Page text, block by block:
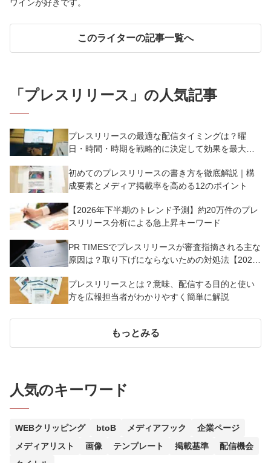
ワインが好きです。
このライターの記事一覧へ
「 プレスリリース 」の人気記事
プレスリリースの最適な配信タイミングは？曜
日・時間・時期を戦略的に決定して効果を最大化
初めてのプレスリリースの書き方を徹底解説｜構
成要素とメディア掲載率を高める12のポイント
【2026年下半期のトレンド予測】約20万件のプレ
スリリース分析による急上昇キーワード
PR TIMESでプレスリリースが審査指摘される主な
原因は？取り下げにならないための対処法【2025
プレスリリースとは？意味、配信する目的と使い
方を広報担当者がわかりやすく簡単に解説
もっとみる
人気のキーワード
WEBクリッピング btoB メディアフック
企業ページ
メディアリスト
画像 テンプレート 掲載基準
配信機会